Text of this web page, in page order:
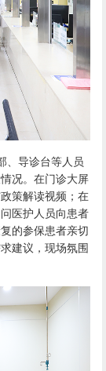
导诊台等人员
况。在门诊大屏
策解读视频；在
医护人员向患者
的参保患者亲切
建议，现场氛围